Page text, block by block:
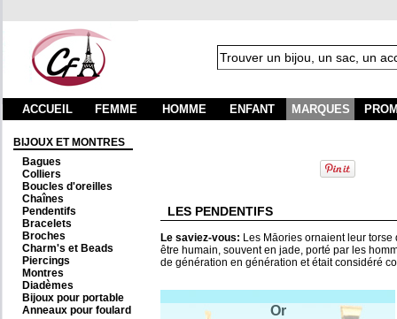
ACCUEIL FEMME HOMME ENFANT MARQUES
BIJOUX ET MONTRES
Bagues
Colliers
Boucles d'oreilles
Chaînes
Pendentifs
Bracelets
Broches
Charm's et Beads
Piercings
Montres
Diadèmes
Bijoux pour portable
Anneaux pour foulard
LES PENDENTIFS
Le saviez-vous: Les Māories ornaient leur
être humain, souvent en jade, porté par les
de génération en génération et était considéré
Or